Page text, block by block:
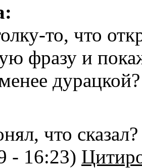
то, что
фразу и
дурацкой?
что сказал?
- 16:23)